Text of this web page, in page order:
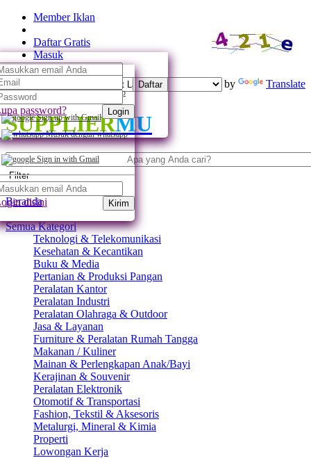
Member Iklan
Daftar Gratis
Daftar
Daftar dengan whatsapp
Sign up with Gmail
Masuk
password? Login
Masuk dengan whatsapp
Sign in with Gmail
disini Kirim
Powered by Translate
SUPPLIERMU
Filter
Beranda
Semua Kategori
Teknologi & Telekomunikasi
Kesehatan & Kecantikan
Buku & Media
Pertanian & Produksi Pangan
Peralatan Kantor
Peralatan Industri
Peralatan Olahraga & Outdoor
Jasa & Layanan
Furniture & Peralatan Rumah Tangga
Makanan / Kuliner
Mainan & Perlengkapan Anak/Bayi
Kerajinan & Souvenir
Peralatan Elektronik
Otomotif & Transportasi
Fashion, Tekstil & Aksesoris
Metalurgi, Mineral & Kimia
Properti
Lowongan Kerja